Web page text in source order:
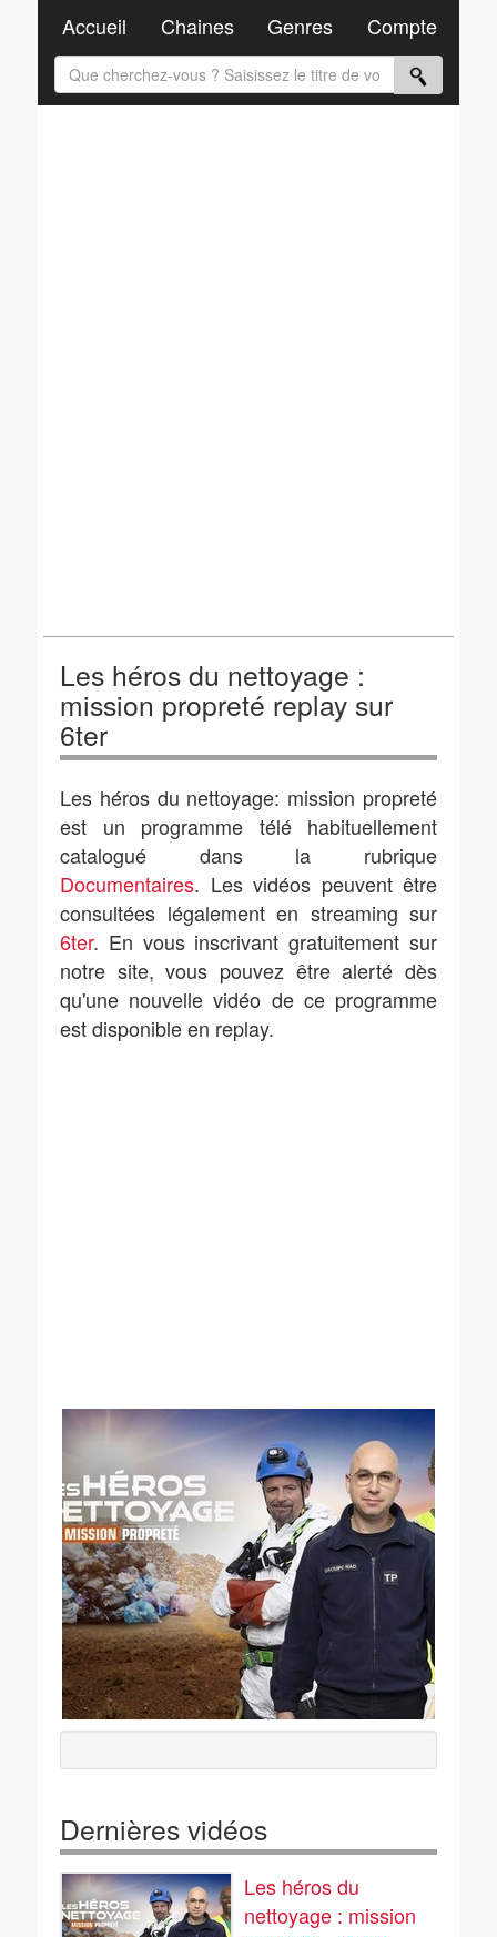
Les héros du nettoyage :
mission propreté replay sur
6ter
Les héros du nettoyage: mission propreté
est un programme télé habituellement
catalogué dans la rubrique
Documentaires. Les vidéos peuvent être
consultées légalement en streaming sur
6ter. En vous inscrivant gratuitement sur
notre site, vous pouvez être alerté dès
qu'une nouvelle vidéo de ce programme
est disponible en replay.
Dernières vidéos
Les héros du
nettoyage : mission
Accueil Chaines Genres Compte